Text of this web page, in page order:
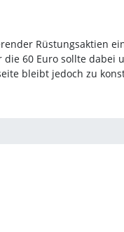
Rüstungsaktien
60 Euro sollte dabei
bleibt jedoch zu